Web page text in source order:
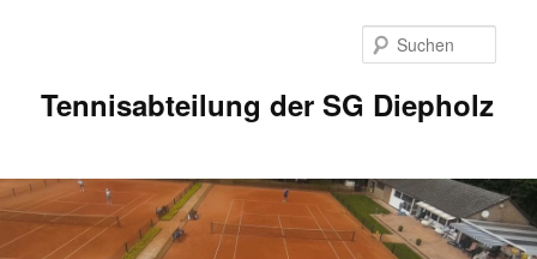
Tennisabteilung der SG Diepholz